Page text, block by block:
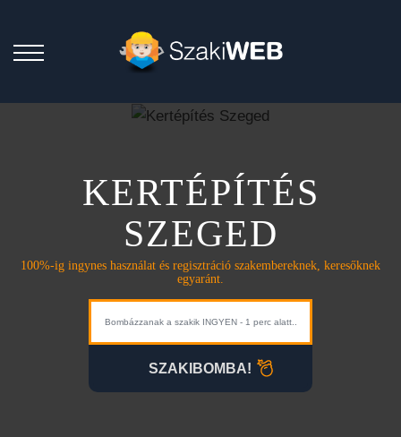
KERTÉPÍTÉS
SZEGED
100%-ig ingynes használat és regisztráció szakembereknek, keresőknek
egyaránt.
SZAKIBOMBA!